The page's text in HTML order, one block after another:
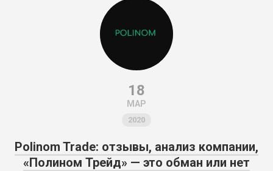
18
МАР
2020
Polinom Trade: отзывы, анализ компании,
«Полином Трейд» — это обман или нет